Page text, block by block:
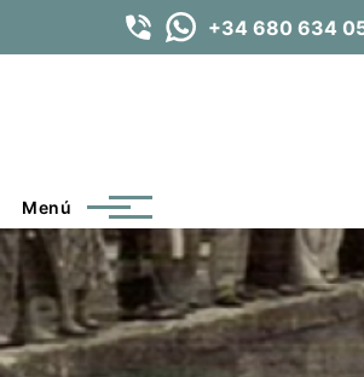
Pasar al contenido principal
+34 680 634
Menú